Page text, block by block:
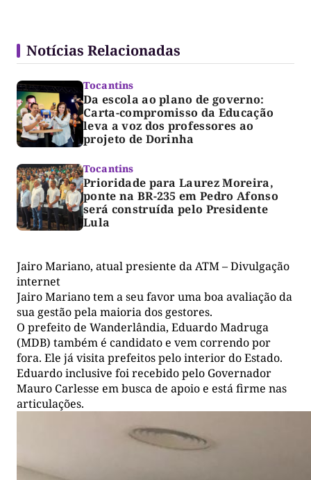
Notícias Relacionadas
Tocantins
Da escola ao plano de governo:
Carta-compromisso da Educação
leva a voz dos professores ao
projeto de Dorinha
Tocantins
Prioridade para Laurez Moreira,
ponte na BR-235 em Pedro Afonso
será construída pelo Presidente
Lula
Jairo Mariano, atual presiente da ATM – Divulgação
internet
Jairo Mariano tem a seu favor uma boa avaliação da
sua gestão pela maioria dos gestores.
O prefeito de Wanderlândia, Eduardo Madruga
(MDB) também é candidato e vem correndo por
fora. Ele já visita prefeitos pelo interior do Estado.
Eduardo inclusive foi recebido pelo Governador
Mauro Carlesse em busca de apoio e está firme nas
articulações.